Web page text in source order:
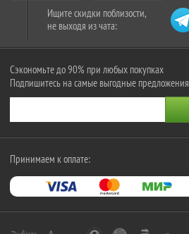
Ищите скидки поблизости,
не выходя из чата:
Сэкономьте до 90% при любых покупках
Подпишитесь на самые выгодные предложения
Принимаем к оплате: